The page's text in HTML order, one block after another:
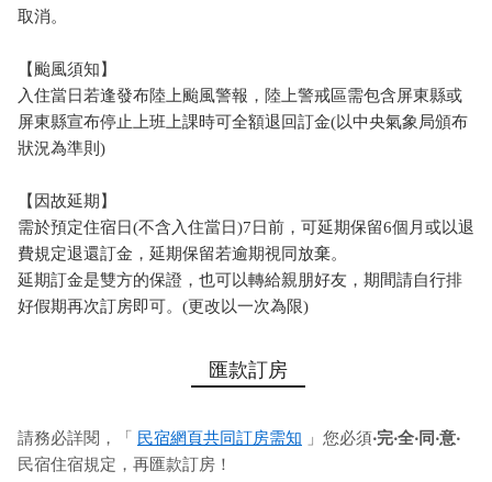
取消。
【颱風須知】
入住當日若逢發布陸上颱風警報，陸上警戒區需包含屏東縣或
屏東縣宣布停止上班上課時可全額退回訂金(以中央氣象局頒布
狀況為準則)
【因故延期】
需於預定住宿日(不含入住當日)7日前，可延期保留6個月或以退
費規定退還訂金，延期保留若逾期視同放棄。
延期訂金是雙方的保證，也可以轉給親朋好友，期間請自行排
好假期再次訂房即可。(更改以一次為限)
匯款訂房
請務必詳閱，「 民宿網頁共同訂房需知 」您必須‧完‧全‧同‧意‧
民宿住宿規定，再匯款訂房！